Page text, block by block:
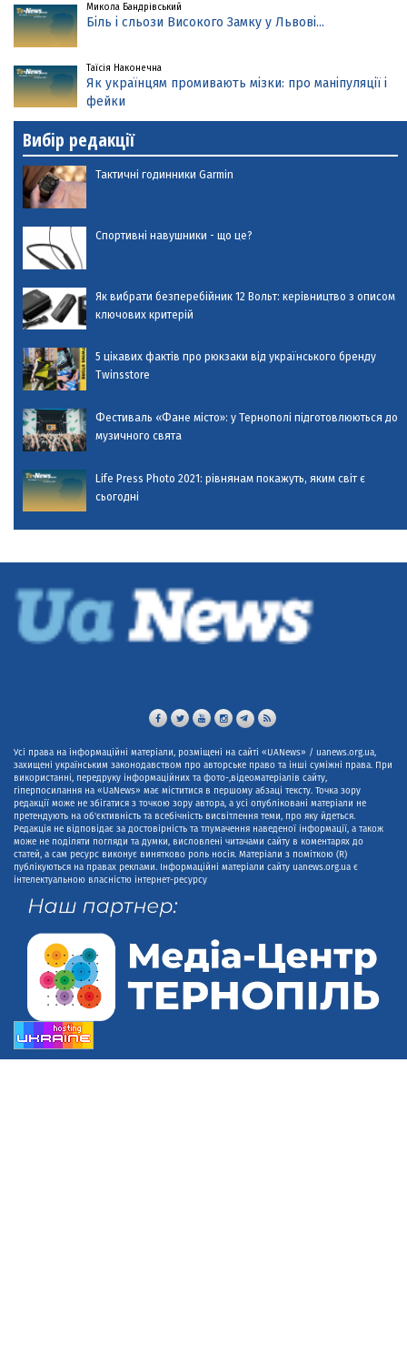
Микола Бандрівський
Біль і сльози Високого Замку у Львові...
Таїсія Наконечна
Як українцям промивають мізки: про маніпуляції і
фейки
Вибір редакції
Тактичні годинники Garmin
Спортивні навушники - що це?
Як вибрати безперебійник 12 Вольт: керівництво з описом
ключових критерій
5 цікавих фактів про рюкзаки від українського бренду
Twinsstore
Фестиваль «Фане місто»: у Тернополі підготовлюються до
музичного свята
Life Press Photo 2021: рівнянам покажуть, яким світ є
сьогодні
Усі права на інформаційні матеріали, розміщені на сайті «UANews» / uanews.org.ua,
захищені українським законодавством про авторське право та інші суміжні права. При
використанні, передруку інформаційних та фото-,відеоматеріалів сайту,
гіперпосилання на «UaNews» має міститися в першому абзаці тексту. Точка зору
редакції може не збігатися з точкою зору автора, а усі опубліковані матеріали не
претендують на об'єктивність та всебічність висвітлення теми, про яку йдеться.
Редакція не відповідає за достовірність та тлумачення наведеної інформації, а також
може не поділяти погляди та думки, висловлені читачами сайту в коментарях до
статей, а сам ресурс виконує винятково роль носія. Матеріали з поміткою (R)
публікуються на правах реклами. Інформаційні матеріали сайту uanews.org.ua є
інтелектуальною власністю інтернет-ресурсу